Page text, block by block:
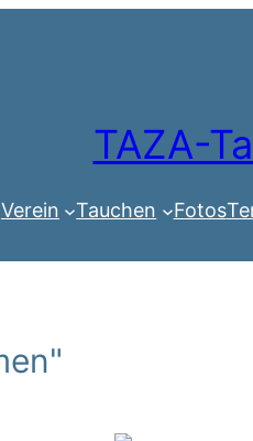
TAZA-
Verein Tauchen Fotos